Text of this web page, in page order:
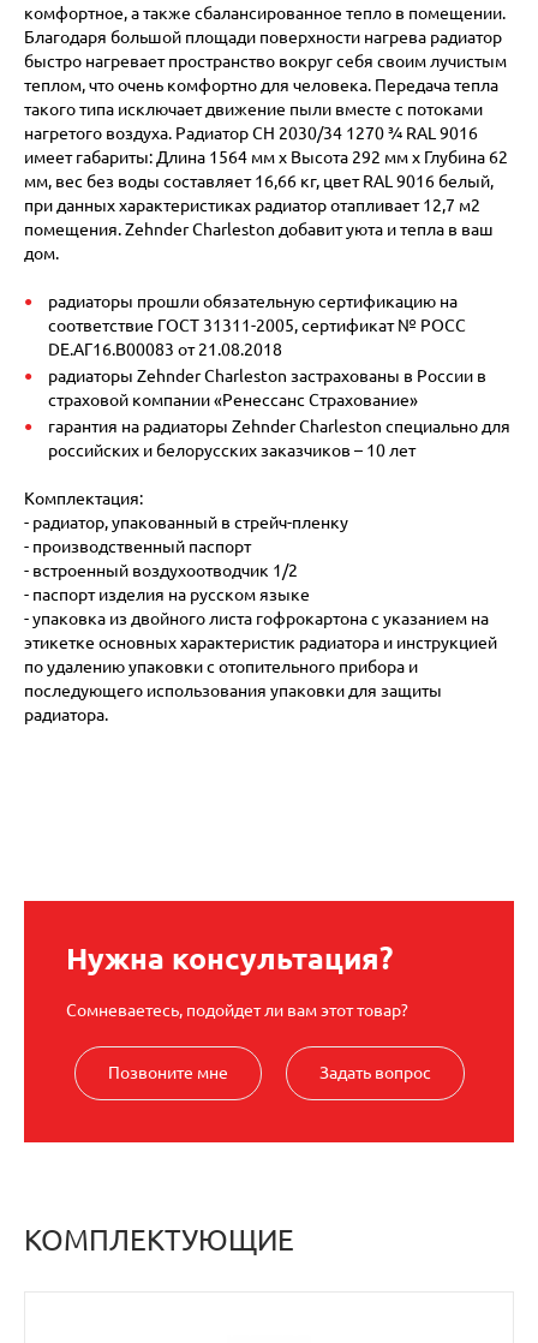
комфортное, а также сбалансированное тепло в помещении.
Благодаря большой площади поверхности нагрева радиатор
быстро нагревает пространство вокруг себя своим лучистым
теплом, что очень комфортно для человека. Передача тепла
такого типа исключает движение пыли вместе с потоками
нагретого воздуха. Радиатор CH 2030/34 1270 ¾ RAL 9016
имеет габариты: Длина 1564 мм х Высота 292 мм х Глубина 62
мм, вес без воды составляет 16,66 кг, цвет RAL 9016 белый,
при данных характеристиках радиатор отапливает 12,7 м2
помещения. Zehnder Charleston добавит уюта и тепла в ваш
дом.
радиаторы прошли обязательную сертификацию на
соответствие ГОСТ 31311-2005, сертификат № POCC
DE.АГ16.В00083 от 21.08.2018
радиаторы Zehnder Charleston застрахованы в России в
страховой компании «Ренессанс Страхование»
гарантия на радиаторы Zehnder Charleston специально для
российских и белорусских заказчиков – 10 лет
Комплектация:
- радиатор, упакованный в стрейч-пленку
- производственный паспорт
- встроенный воздухоотводчик 1/2
- паспорт изделия на русском языке
- упаковка из двойного листа гофрокартона с указанием на
этикетке основных характеристик радиатора и инструкцией
по удалению упаковки с отопительного прибора и
последующего использования упаковки для защиты
радиатора.
Нужна консультация?
Сомневаетесь, подойдет ли вам этот товар?
Позвоните мне Задать вопрос
КОМПЛЕКТУЮЩИЕ